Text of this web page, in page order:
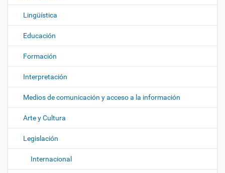
n
Lingüística
Educación
Formación
Interpretación
Medios de comunicación y acceso a la información
Arte y Cultura
Legislación
Internacional